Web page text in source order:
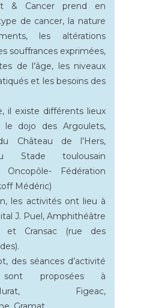
& Cancer prend en
de cancer, la nature
les altérations
souffrances exprimées,
de l’âge, les niveaux
et les besoins des
il existe différents lieux
le dojo des Argoulets,
Château de l’Hers,
Stade toulousain
Oncopôle- Fédération
Médéric)
les activités ont lieu à
J. Puel, Amphithéâtre
et Cransac (rue des
des séances d’activité
sont proposées à
Murat, Figeac,